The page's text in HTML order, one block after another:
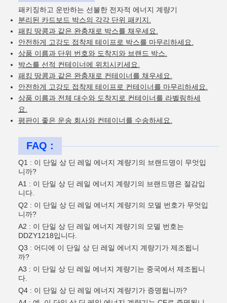
패키징하고 운반하는 선불한 전자적 에너지 계량기
분리된 카드보드 박스의 각각 단위 패키지.
패킹 땅콩과 같은 완충재로 박스를 채우세요.
안전하게 고강도 접착제 테이프로 박스를 마무리하세요.
상품 이름과 단위 번호와 도착지와 브랜드 박스.
박스를 선적 컨테이너에 위치시키세요.
패킹 땅콩과 같은 완충재로 컨테이너를 채우세요.
안전하게 고강도 접착제 테이프로 컨테이너를 마무리하세요.
상품 이름과 전체 대수와 도착지로 컨테이너를 라벨링하세
요.
평판이 좋은 운송 회사와 컨테이너를 수송하세요.
FAQ :
Q1 : 이 단일 상 딘 레일 에너지 계량기의 브랜드명이 무엇입
니까?
A1 : 이 단일 상 딘 레일 에너지 계량기의 브랜드명은 절감입
니다.
Q2 : 이 단일 상 딘 레일 에너지 계량기의 모델 번호가 무엇입
니까?
A2 : 이 단일 상 딘 레일 에너지 계량기의 모델 번호는
DDZY1218입니다.
Q3 : 어디에 이 단일 상 딘 레일 에너지 계량기가 제조됩니
까?
A3 : 이 단일 상 딘 레일 에너지 계량기는 중국에서 제조됩니
다.
Q4 : 이 단일 상 딘 레일 에너지 계량기가 증명됩니까?